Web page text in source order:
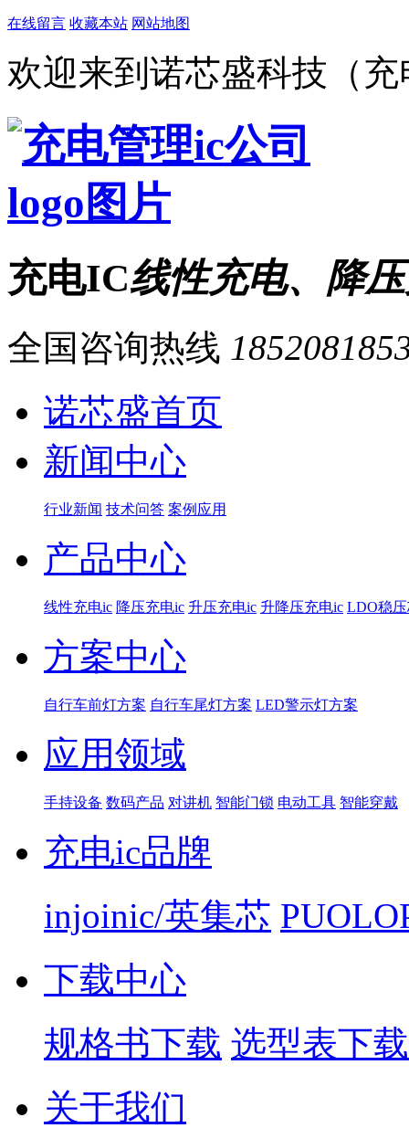
在线留言 收藏本站 网站地图
欢迎来到诺芯盛科技（
充电IC线性充电、降
全国咨询热线
诺芯盛首页
新闻中心
行业新闻 技术问答 案例应用
产品中心
线性充电ic 降压充电ic 升压充电ic 升降压充电ic LDO稳
方案中心
自行车前灯方案 自行车尾灯方案 LED警示灯方案
应用领域
手持设备 数码产品 对讲机 智能门锁 电动工具 智能穿戴
充电ic品牌
injoinic/英集芯
下载中心
规格书下载 选型表下载
关于我们